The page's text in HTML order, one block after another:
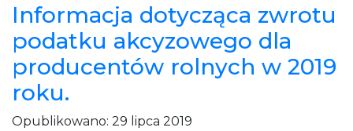
Informacja dotycząca zwrotu
podatku akcyzowego dla
producentów rolnych w 2019
roku.
Opublikowano: 29 lipca 2019